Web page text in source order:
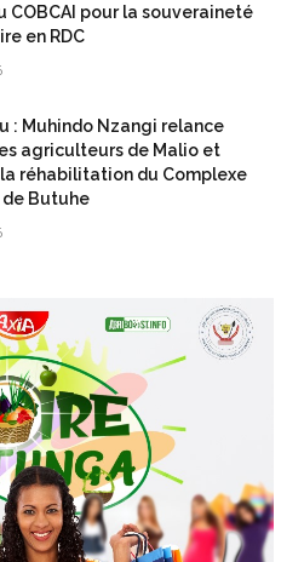
COBCAI pour la souveraineté
en RDC
: Muhindo Nzangi relance
agriculteurs de Malio et
réhabilitation du Complexe
Butuhe